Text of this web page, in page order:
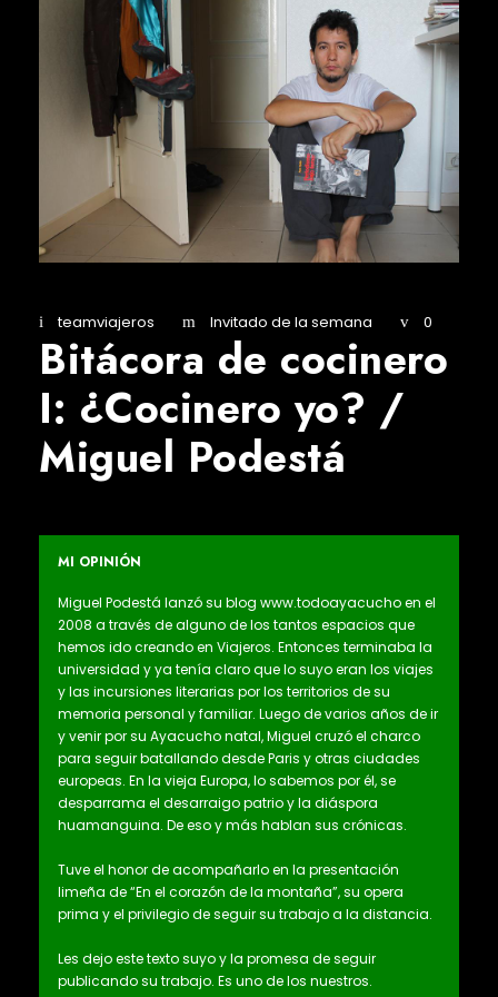
teamviajeros Invitado de la semana 0
Bitácora de cocinero
I: ¿Cocinero yo? /
Miguel Podestá
MI OPINIÓN
Miguel Podestá lanzó su blog www.todoayacucho en el
2008 a través de alguno de los tantos espacios que
hemos ido creando en Viajeros. Entonces terminaba la
universidad y ya tenía claro que lo suyo eran los viajes
y las incursiones literarias por los territorios de su
memoria personal y familiar. Luego de varios años de ir
y venir por su Ayacucho natal, Miguel cruzó el charco
para seguir batallando desde Paris y otras ciudades
europeas. En la vieja Europa, lo sabemos por él, se
desparrama el desarraigo patrio y la diáspora
huamanguina. De eso y más hablan sus crónicas.
Tuve el honor de acompañarlo en la presentación
limeña de “En el corazón de la montaña”, su opera
prima y el privilegio de seguir su trabajo a la distancia.
Les dejo este texto suyo y la promesa de seguir
publicando su trabajo. Es uno de los nuestros.